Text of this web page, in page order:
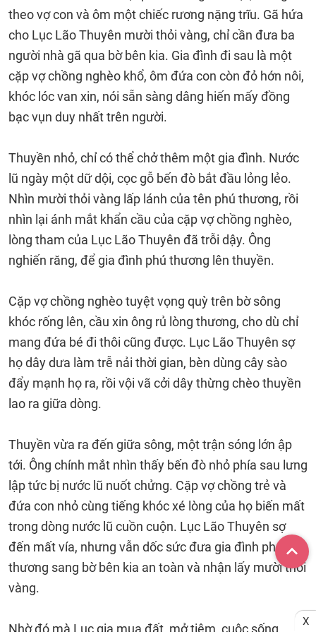
theo vợ con và ôm một chiếc rương nặng trĩu. Gã hứa
cho Lục Lão Thuyên mười thỏi vàng, chỉ cần đưa ba
người nhà gã qua bờ bên kia. Gia đình đi sau là một
cặp vợ chồng nghèo khổ, ôm đứa con còn đỏ hớn nôi,
khóc lóc van xin, nói sẵn sàng dâng hiến mấy đồng
bạc vụn duy nhất trên người.
Thuyền nhỏ, chỉ có thể chở thêm một gia đình. Nước
lũ ngày một dữ dội, cọc gỗ bến đò bắt đầu lỏng lẻo.
Nhìn mười thỏi vàng lấp lánh của tên phú thương, rồi
nhìn lại ánh mắt khẩn cầu của cặp vợ chồng nghèo,
lòng tham của Lục Lão Thuyên đã trỗi dậy. Ông
nghiến răng, để gia đình phú thương lên thuyền.
Cặp vợ chồng nghèo tuyệt vọng quỳ trên bờ sông
khóc rống lên, cầu xin ông rủ lòng thương, cho dù chỉ
mang đứa bé đi thôi cũng được. Lục Lão Thuyên sợ
họ dây dưa làm trễ nải thời gian, bèn dùng cây sào
đẩy mạnh họ ra, rồi vội vã cởi dây thừng chèo thuyền
lao ra giữa dòng.
Thuyền vừa ra đến giữa sông, một trận sóng lớn ập
tới. Ông chính mắt nhìn thấy bến đò nhỏ phía sau lưng
lập tức bị nước lũ nuốt chửng. Cặp vợ chồng trẻ và
đứa con nhỏ cùng tiếng khóc xé lòng của họ biến mất
trong dòng nước lũ cuồn cuộn. Lục Lão Thuyên sợ
đến mất vía, nhưng vẫn dốc sức đưa gia đình phú
thương sang bờ bên kia an toàn và nhận lấy mười thỏi
vàng.
Nhờ đó mà Lục gia mua đất, mở tiệm, cuộc sống X